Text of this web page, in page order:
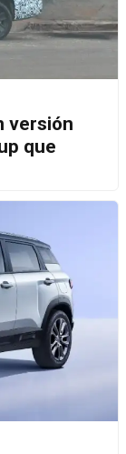
versión
que